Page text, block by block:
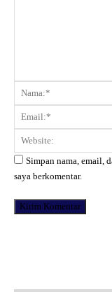
Komentar:
Simpan nama, email,
saya berkomentar.